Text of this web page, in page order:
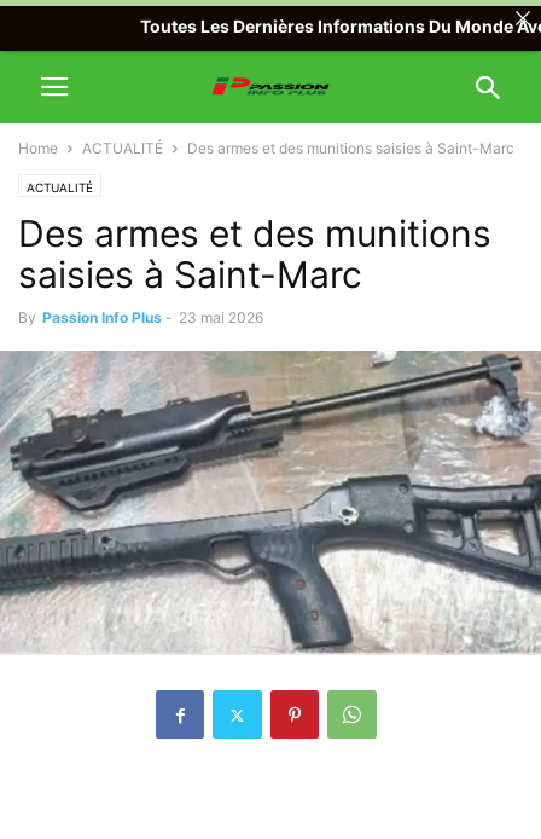
Home ACTUALITÉ Des armes et des munitions saisies à Saint-Marc
ACTUALITÉ
Des armes et des munitions
saisies à Saint-Marc
By Passion Info Plus - 23 mai 2026
Toutes Les Dernières Informations Du Monde